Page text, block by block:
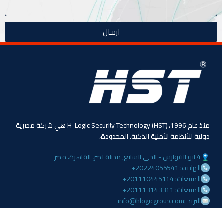
ارسال
منذ عام 1996، (HST) H-Logic Security Technology هي شركة مصرية
دولية للأنظمة الأمنية الذكية. المحدودة،
4 ابو الفوارس - الحي السابع, مدينة نصر، القاهرة، مصر
الهاتف: 20224055541+
المبيعات: 201110445114+
المبيعات: 201113143311+
البريد :info@hlogicgroup.com